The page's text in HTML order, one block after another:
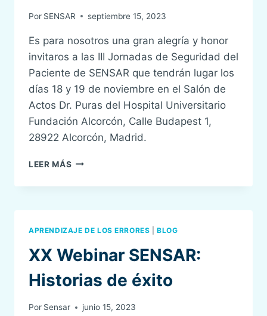
Por SENSAR septiembre 15, 2023
Es para nosotros una gran alegría y honor
invitaros a las III Jornadas de Seguridad del
Paciente de SENSAR que tendrán lugar los
días 18 y 19 de noviembre en el Salón de
Actos Dr. Puras del Hospital Universitario
Fundación Alcorcón, Calle Budapest 1,
28922 Alcorcón, Madrid.
LEER MÁS IV
DE
SENSAR
2023
APRENDIZAJE DE LOS ERRORES |BLOG
XX Webinar SENSAR:
Historias de éxito
Por Sensar junio 15, 2023